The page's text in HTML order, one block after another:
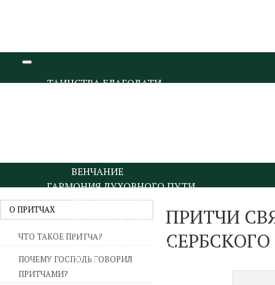
ТАИНСТВА БЛАГОДАТИ
ВЕНЧАНИЕ
ГАРМОНИЯ ДУХОВНОГО ПУТИ
БЛАГОДАРЕНИЕ
ДУХОВНОЕ ЧТЕНИЕ
МОЛИТВА
ИИСУСОВА МОЛИТВА
ПОСТ
О ПРИТЧАХ
ЧТО ТАКОЕ ПРИТЧА?
ПОЧЕМУ ГОСПОДЬ ГОВОРИЛ
ПРИТЧАМИ?
ПРИТЧИ
СЕРБСКОГО